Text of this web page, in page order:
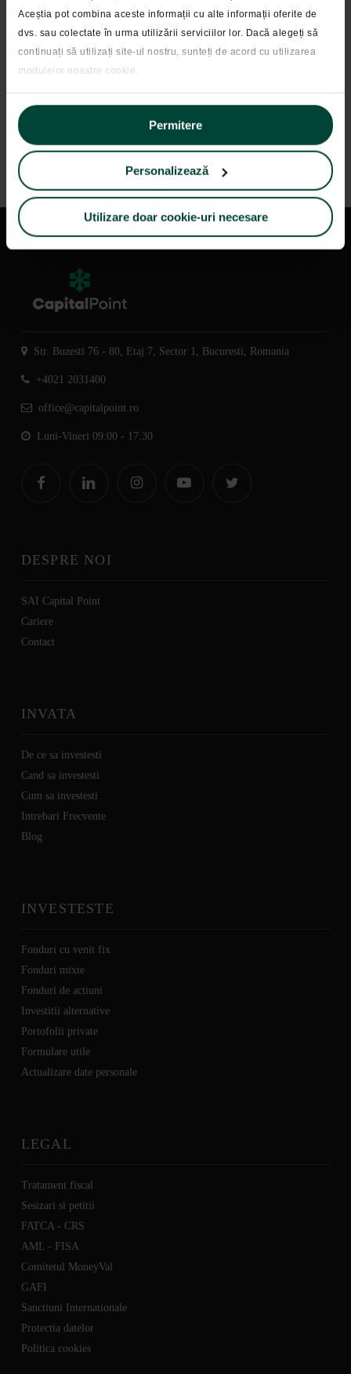
Aceștia pot combina aceste informații cu alte informații oferite de
dvs. sau colectate în urma utilizării serviciilor lor. Dacă alegeți să
continuați să utilizați site-ul nostru, sunteți de acord cu utilizarea
modulelor noastre cookie.
Permitere
Personalizează
Utilizare doar cookie-uri necesare
Full Time
Str. Buzesti 76 - 80, Etaj 7, Sector 1, Bucuresti, Romania
+4021 2031400
office@capitalpoint.ro
Luni-Vineri 09:00 - 17:30
DESPRE NOI
SAI Capital Point
Cariere
Contact
INVATA
De ce sa investesti
Cand sa investesti
Cum sa investesti
Intrebari Frecvente
Blog
INVESTESTE
Fonduri cu venit fix
Fonduri mixte
Fonduri de actiuni
Investitii alternative
Portofolii private
Formulare utile
Actualizare date personale
LEGAL
Tratament fiscal
Sesizari si petitii
FATCA - CRS
AML - FISA
Comitetul MoneyVal
GAFI
Sanctiuni Internationale
Protectia datelor
Politica cookies